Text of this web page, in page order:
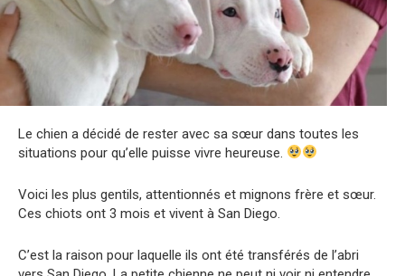
Le chien a décidé de rester avec sa sœur dans toutes les
situations pour qu’elle puisse vivre heureuse.
Voici les plus gentils, attentionnés et mignons frère et sœur.
Ces chiots ont 3 mois et vivent à San Diego.
C’est la raison pour laquelle ils ont été transférés de l’abri